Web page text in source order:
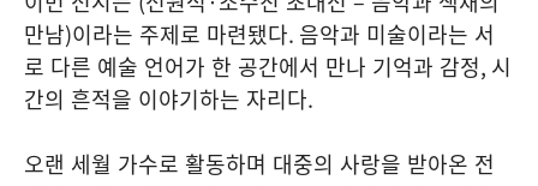
만남)이라는 주제로 마련됐다. 음악과 미술이라는 서
로 다른 예술 언어가 한 공간에서 만나 기억과 감정, 시
간의 흔적을 이야기하는 자리다.
오랜 세월 가수로 활동하며 대중의 사랑을 받아온 전